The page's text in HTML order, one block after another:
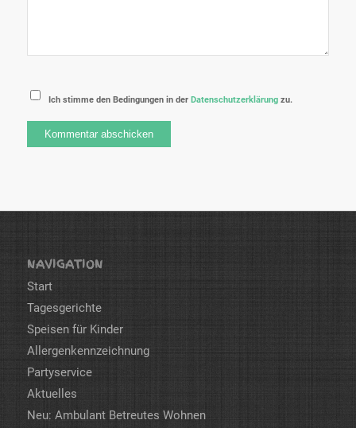
Ich stimme den Bedingungen in der Datenschutzerklärung zu.
NAVIGATION
Start
Tagesgerichte
Speisen für Kinder
Allergenkennzeichnung
Partyservice
Aktuelles
Neu: Ambulant Betreutes Wohnen